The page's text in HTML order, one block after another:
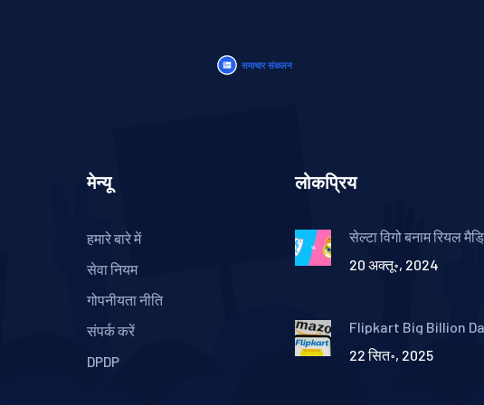
मेन्यू
हमारे बारे में
सेवा नियम
गोपनीयता नीति
संपर्क करें
DPDP
लोकप्रिय
सेल्टा विगो बनाम रियल
का 200वां लिग मैच
20 अक्तू॰, 2024
Flipkart Big Billion
Festival: कौन देगा
22 सित॰, 2025